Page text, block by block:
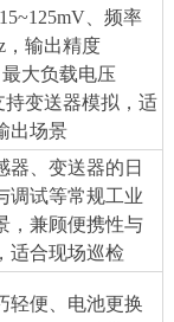
、频率
，输出精度
最大负载电压
持变送器模拟，适
出场景
器、变送器的日
调试等常规工业
，兼顾便携性与
适合现场巡检
轻便、电池更换